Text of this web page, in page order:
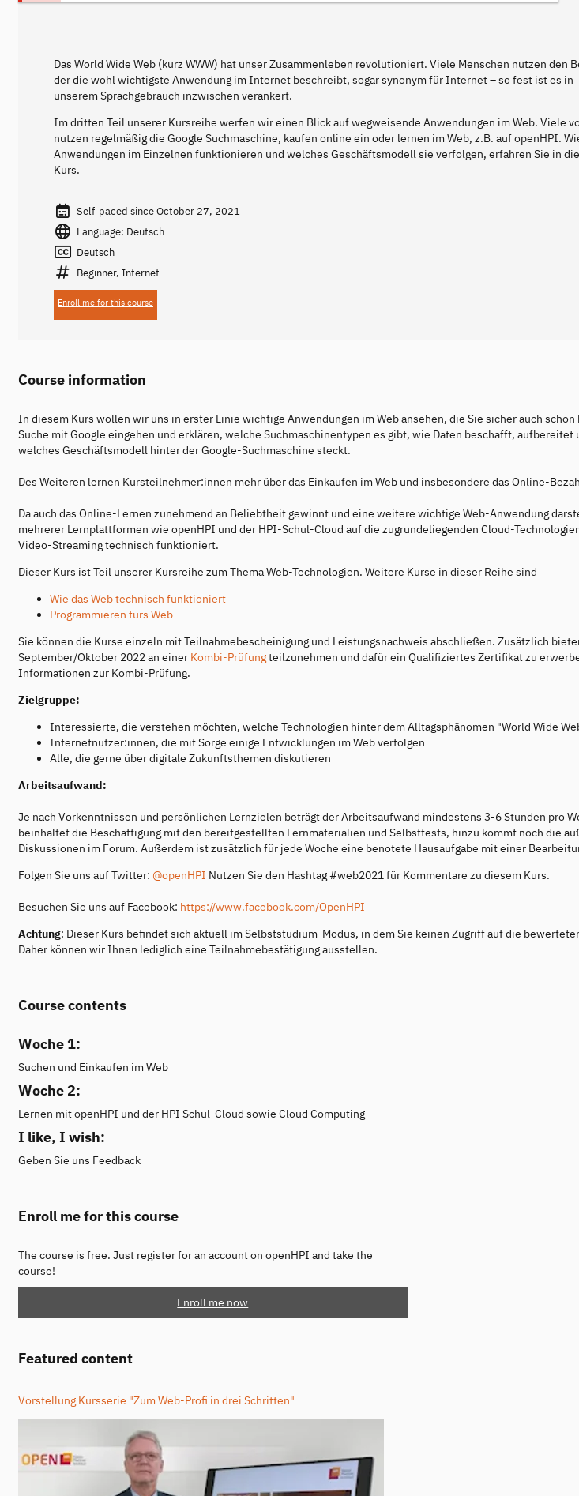
Das World Wide Web (kurz WWW) hat unser Zusammenleben revolutioniert. Viele Menschen nutzen den
der die wohl wichtigste Anwendung im Internet beschreibt, sogar synonym für Internet – so fest ist es in
unserem Sprachgebrauch inzwischen verankert.
Im dritten Teil unserer Kursreihe werfen wir einen Blick auf wegweisende Anwendungen im Web. Viele
nutzen regelmäßig die Google Suchmaschine, kaufen online ein oder lernen im Web, z.B. auf openHPI.
Anwendungen im Einzelnen funktionieren und welches Geschäftsmodell sie verfolgen, erfahren Sie in
Kurs.
Self-paced since October 27, 2021
Language: Deutsch
Deutsch
Beginner, Internet
Enroll me for this course
Course information
In diesem Kurs wollen wir uns in erster Linie wichtige Anwendungen im Web ansehen, die Sie sicher auch
Suche mit Google eingehen und erklären, welche Suchmaschinentypen es gibt, wie Daten beschafft, aufbereitet
welches Geschäftsmodell hinter der Google-Suchmaschine steckt.
Des Weiteren lernen Kursteilnehmer:innen mehr über das Einkaufen im Web und insbesondere das Online-
Da auch das Online-Lernen zunehmend an Beliebtheit gewinnt und eine weitere wichtige Web-Anwendung
mehrerer Lernplattformen wie openHPI und der HPI-Schul-Cloud auf die zugrundeliegenden Cloud-
Video-Streaming technisch funktioniert.
Dieser Kurs ist Teil unserer Kursreihe zum Thema Web-Technologien. Weitere Kurse in dieser Reihe sind
Wie das Web technisch funktioniert
Programmieren fürs Web
Sie können die Kurse einzeln mit Teilnahmebescheinigung und Leistungsnachweis abschließen. Zusätzlich
September/Oktober 2022 an einer Kombi-Prüfungteilzunehmen und dafür ein Qualifiziertes Zertifikat zu
Informationen zur Kombi-Prüfung.
Zielgruppe:
Interessierte, die verstehen möchten, welche Technologien hinter dem Alltagsphänomen "World Wide
Internetnutzer:innen, die mit Sorge einige Entwicklungen im Web verfolgen
Alle, die gerne über digitale Zukunftsthemen diskutieren
Arbeitsaufwand:
Je nach Vorkenntnissen und persönlichen Lernzielen beträgt der Arbeitsaufwand mindestens 3-6 Stunden pro
beinhaltet die Beschäftigung mit den bereitgestellten Lernmaterialien und Selbsttests, hinzu kommt noch die
Diskussionen im Forum. Außerdem ist zusätzlich für jede Woche eine benotete Hausaufgabe mit einer
Folgen Sie uns auf Twitter: @openHPI Nutzen Sie den Hashtag #web2021 für Kommentare zu diesem Kurs.
Besuchen Sie uns auf Facebook: https://www.facebook.com/OpenHPI
Achtung: Dieser Kurs befindet sich aktuell im Selbststudium-Modus, in dem Sie keinen Zugriff auf die
Daher können wir Ihnen lediglich eine Teilnahmebestätigung ausstellen.
Course contents
Woche 1:
Suchen und Einkaufen im Web
Woche 2:
Lernen mit openHPI und der HPI Schul-Cloud sowie Cloud Computing
I like, I wish:
Geben Sie uns Feedback
Enroll me for this course
The course is free. Just register for an account on openHPI and take the
course!
Enroll me now
Featured content
Vorstellung Kursserie "Zum Web-Profi in drei Schritten"